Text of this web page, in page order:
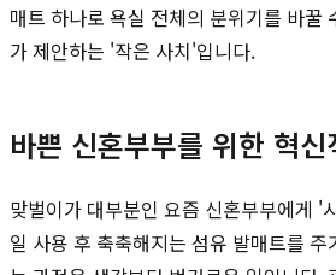
매트 하나로 욕실 전체의 분위기를 바꿀
가 제안하는 '작은 사치'입니다.
바쁜 신혼부부를 위한 혁
맞벌이가 대부분인 요즘 신혼부부에게 '
일 사용 후 축축해지는 섬유 발매트를